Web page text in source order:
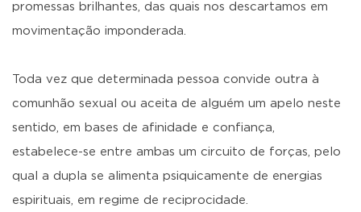
promessas brilhantes, das quais nos descartamos em
movimentação imponderada.
Toda vez que determinada pessoa convide outra à
comunhão sexual ou aceita de alguém um apelo neste
sentido, em bases de afinidade e confiança,
estabelece-se entre ambas um circuito de forças, pelo
qual a dupla se alimenta psiquicamente de energias
espirituais, em regime de reciprocidade.